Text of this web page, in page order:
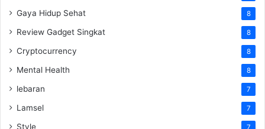
Gaya Hidup Sehat 8
Review Gadget Singkat 8
Cryptocurrency 8
Mental Health 8
lebaran 7
Lamsel 7
Style 7